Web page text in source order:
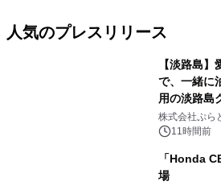
人気のプレスリリース
【淡路島
で、一緒に
用の淡路島
プール グラ
スの2施設で
株式会社ぷら
11時間前
「Honda
場